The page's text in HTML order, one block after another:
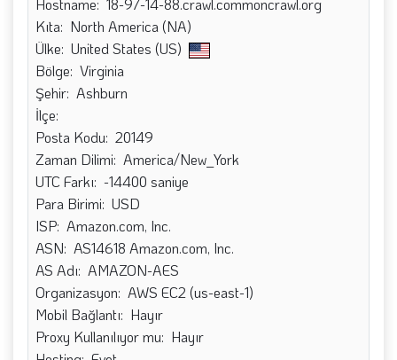
Hostname: 18-97-14-88.crawl.commoncrawl.org
Kıta: North America (NA)
Ülke: United States (US)
Bölge: Virginia
Şehir: Ashburn
İlçe:
Posta Kodu: 20149
Zaman Dilimi: America/New_York
UTC Farkı: -14400 saniye
Para Birimi: USD
ISP: Amazon.com, Inc.
ASN: AS14618 Amazon.com, Inc.
AS Adı: AMAZON-AES
Organizasyon: AWS EC2 (us-east-1)
Mobil Bağlantı: Hayır
Proxy Kullanılıyor mu: Hayır